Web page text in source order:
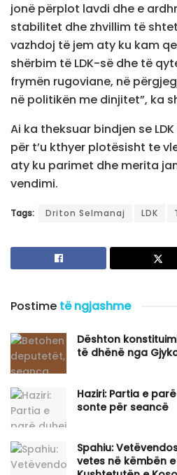
jonë përplot lavdi dhe e
stabilitet dhe zhvillim të
vazhdoj të jem aty ku kam
shërbim të LDK-së dhe të
frymën rugoviane, në
në politikën me dinjitet”, ka
Ai ka theksuar bindjen se
për t’u kthyer plotësisht te
aty ku parimet dhe merita
vendimi.
Tags: Driton Selmanaj LDK
Postime të ngjashme
Dështon
të dhënë nga
Haziri: Partia e
sonte për seancë
Spahiu:
vetes në këmbën